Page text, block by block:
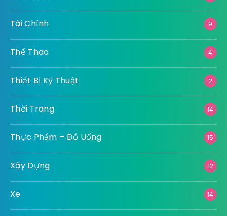
Tài Chính 9
Thể Thao 4
Thiết Bị Kỹ Thuật 2
Thời Trang 14
Thực Phẩm – Đồ Uống 15
Xây Dựng 12
Xe 14